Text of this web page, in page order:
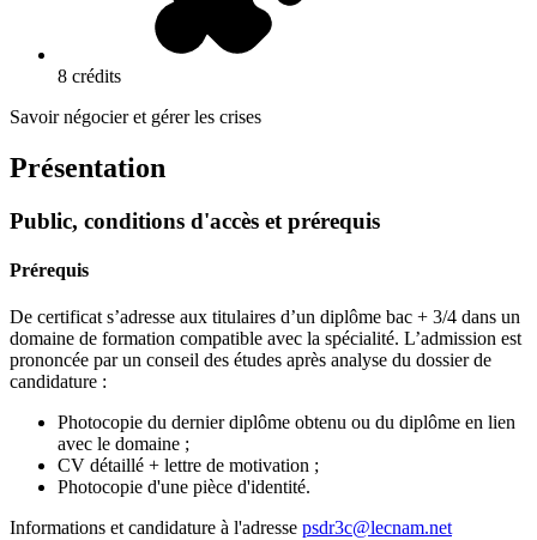
8 crédits
Savoir négocier et gérer les crises
Présentation
Public, conditions d'accès et prérequis
Prérequis
De certificat s’adresse aux titulaires d’un diplôme bac + 3/4 dans un
domaine de formation compatible avec la spécialité. L’admission est
prononcée par un conseil des études après analyse du dossier de
candidature :
Photocopie du dernier diplôme obtenu ou du diplôme en lien
avec le domaine ;
CV détaillé + lettre de motivation ;
Photocopie d'une pièce d'identité.
Informations et candidature à l'adresse psdr3c@lecnam.net